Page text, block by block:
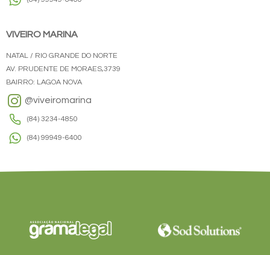
VIVEIRO MARINA
NATAL / RIO GRANDE DO NORTE
AV. PRUDENTE DE MORAES,3739
BAIRRO: LAGOA NOVA
@viveiromarina
(84) 3234-4850
(84) 99949-6400